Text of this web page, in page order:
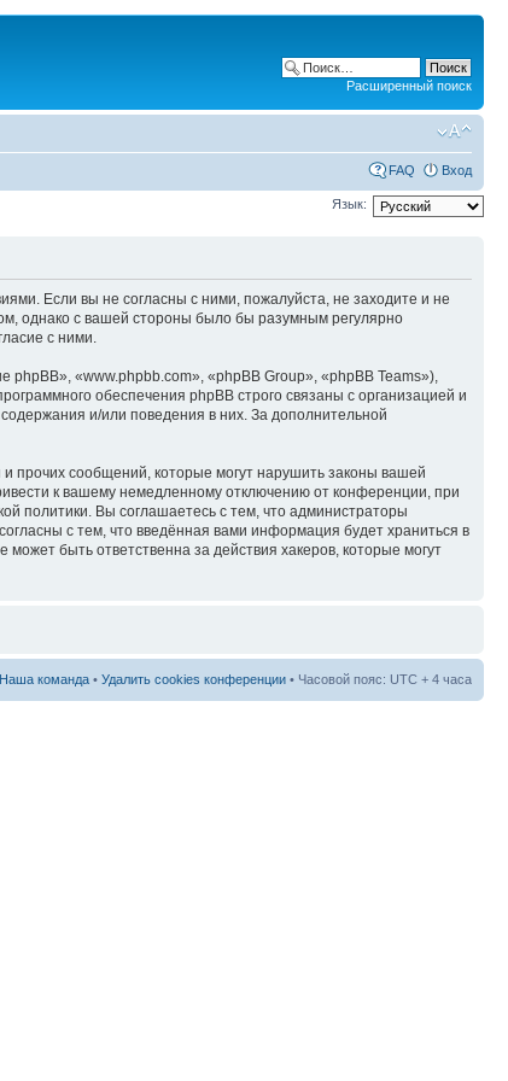
Расширенный поиск
FAQ Вход
Язык:
Если вы не согласны с ними, пожалуйста, не заходите и не
однако с вашей стороны было бы разумным регулярно
с ними.
«www.phpbb.com», «phpBB Group», «phpBB Teams»),
обеспечения phpBB строго связаны с организацией и
и/или поведения в них. За дополнительной
прочих сообщений, которые могут нарушить законы вашей
к вашему немедленному отключению от конференции, при
политики. Вы соглашаетесь с тем, что администраторы
с тем, что введённая вами информация будет храниться в
быть ответственна за действия хакеров, которые могут
Наша команда • Удалить cookies конференции • Часовой пояс: UTC + 4 часа